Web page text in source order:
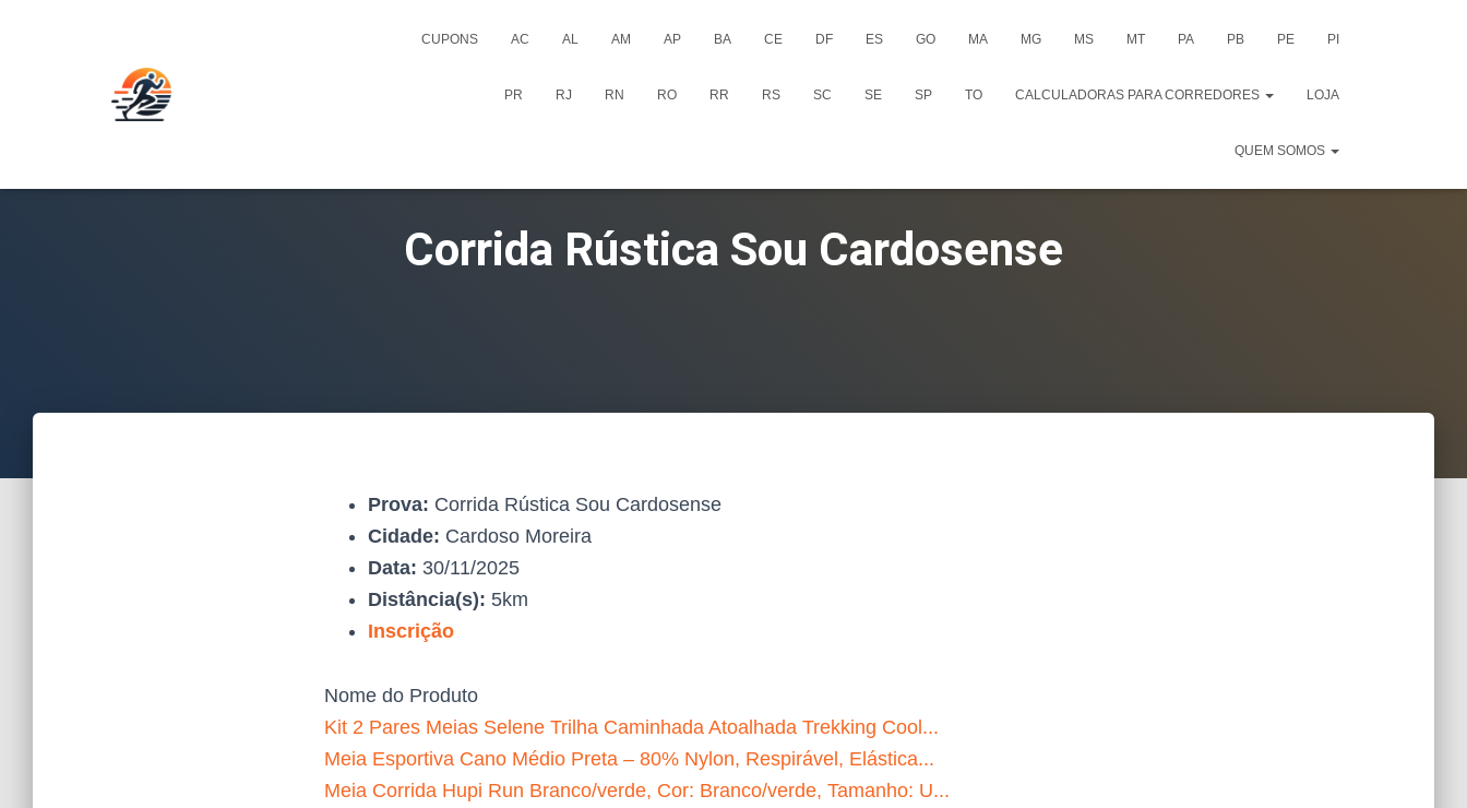
CUPONS AC AL AM AP BA CE DF ES GO MA MG MS MT PA PB PE PI
PR RJ RN RO RR RS SC SE SP TO CALCULADORAS PARA CORREDORES LOJA
QUEM SOMOS
Corrida Rústica Sou Cardosense
Prova: Corrida Rústica Sou Cardosense
Cidade: Cardoso Moreira
Data: 30/11/2025
Distância(s): 5km
Inscrição
Nome do Produto
Kit 2 Pares Meias Selene Trilha Caminhada Atoalhada Trekking Cool...
Meia Esportiva Cano Médio Preta – 80% Nylon, Respirável, Elástica...
Meia Corrida Hupi Run Branco/verde, Cor: Branco/verde, Tamanho: U...